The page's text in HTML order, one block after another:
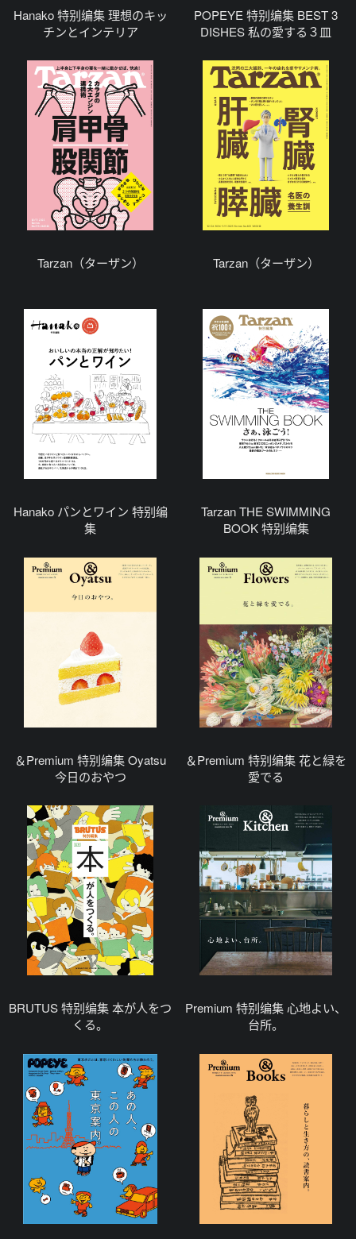
Hanako 特别编集 理想のキッ
チンとインテリア
POPEYE 特别编集 BEST 3
DISHES 私の愛する３皿
Tarzan（ターザン） Tarzan（ターザン）
Hanako パンとワイン 特别编
集
Tarzan THE SWIMMING
BOOK 特别编集
＆Premium 特别编集 Oyatsu
今日のおやつ
＆Premium 特别编集 花と緑を
愛でる
BRUTUS 特别编集 本が人をつ
くる。
Premium 特别编集 心地よい、
台所。